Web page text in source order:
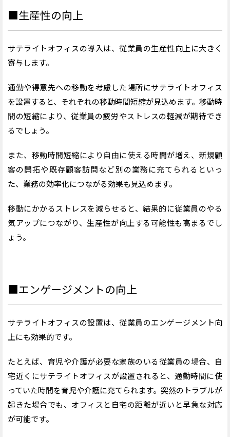
■生産性の向上
サテライトオフィスの導入は、従業員の生産性向上に大きく
寄与します。
通勤や得意先への移動を考慮した場所にサテライトオフィス
を設置すると、それぞれの移動時間短縮が見込めます。移動時
間の短縮により、従業員の疲労やストレスの軽減が期待でき
るでしょう。
また、移動時間短縮により自由に使える時間が増え、新規顧
客の開拓や既存顧客訪問など別の業務に充てられるといっ
た、業務の効率化につながる効果も見込めます。
移動にかかるストレスを減らせると、結果的に従業員のやる
気アップにつながり、生産性が向上する可能性も高まるでし
ょう。
■エンゲージメントの向上
サテライトオフィスの設置は、従業員のエンゲージメント向
上にも効果的です。
たとえば、育児や介護が必要な家族のいる従業員の場合、自
宅近くにサテライトオフィスが設置されると、通勤時間に使
っていた時間を育児や介護に充てられます。突然のトラブルが
起きた場合でも、オフィスと自宅の距離が近いと早急な対応
が可能です。